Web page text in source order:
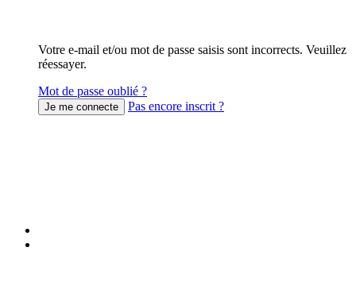
Votre e-mail et/ou mot de passe saisis sont incorrects. Veuillez
réessayer.
Mot de passe oublié ?
Pas encore inscrit ?